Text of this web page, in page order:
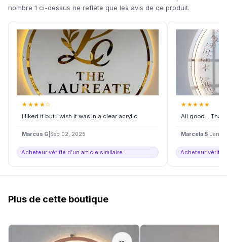
nombre 1 ci-dessus ne reflète que les avis de ce produit.
★ ★★ ★☆
I liked it but I wish it was in a clear acrylic
Marcus G Sep 02, 2025
Acheteur vérifié d’un article similaire
★ ★★ ★★
All good...
Marcela S Jan
Acheteur vérifié
Plus de cette boutique